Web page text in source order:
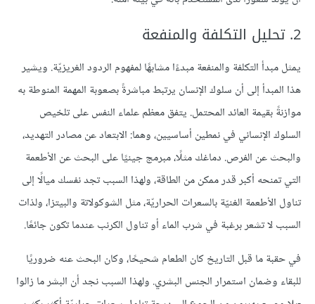
2. تحليل التكلفة والمنفعة
يمثل مبدأ التكلفة والمنفعة مبدءًا مشابهًا لمفهوم الردود الغريزيّة. ويشير
هذا المبدأ إلى أن سلوك الإنسان يرتبط مباشرةً بصعوبة المهمة المنوطة به
موازنةً بقيمة العائد المحتمل. يتفق معظم علماء النفس على تلخيص
السلوك الإنساني في نمطين أساسيين، وهما: الابتعاد عن مصادر التهديد،
والبحث عن الفرص. دماغك مثلًا، مبرمج جينيًا على البحث عن الأطعمة
التي تمنحه أكبر قدر ممكن من الطاقة، ولهذا السبب تجد نفسك ميالًا إلى
تناول الأطعمة الغنيّة بالسعرات الحراريّة، مثل الشوكولاتة والبيتزا، ولذات
السبب لا تشعر برغبة في شرب الماء أو تناول الكرنب عندما تكون جائعًا.
في حقبة ما قبل التاريخ كان الطعام شحيحًا، وكان البحث عنه ضروريًا
للبقاء وضمان استمرار الجنس البشري. ولهذا السبب نجد أن البشر ما زالوا